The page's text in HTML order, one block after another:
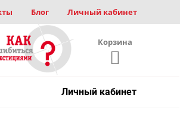
Блог Личный кабинет
Корзина
Личный кабинет